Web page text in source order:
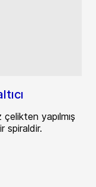
yapılmış
spiraldir.